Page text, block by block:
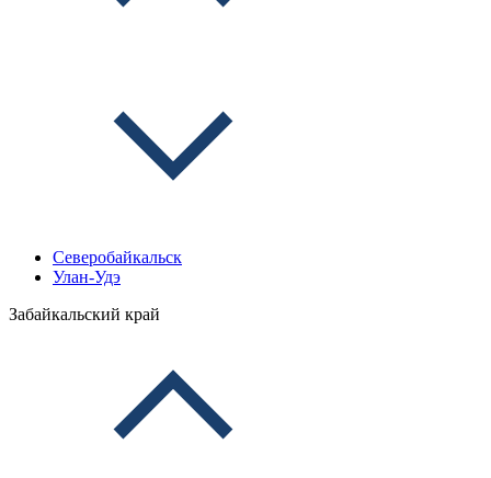
Северобайкальск
Улан-Удэ
Забайкальский край